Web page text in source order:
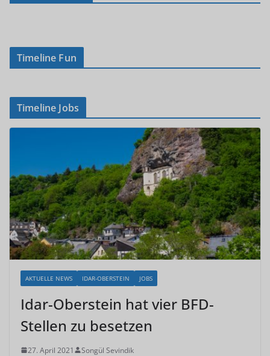
Timeline Fun
Timeline Jobs
AKTUELLE NEWS IDAR-OBERSTEIN JOBS
Idar-Oberstein hat vier BFD-
Stellen zu besetzen
27. April 2021 Songül Sevindik